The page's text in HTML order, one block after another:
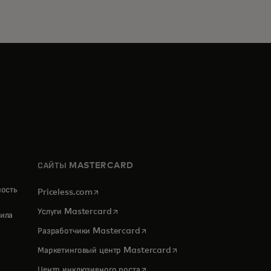
САЙТЫ MASTERCARD
Priceless.com opens in a new tab
Услуги Mastercardopens in a new tab
Разработчики Mastercardopens in a new tab
Маркетинговый центр Mastercardopens in a new tab
opens in a new tab